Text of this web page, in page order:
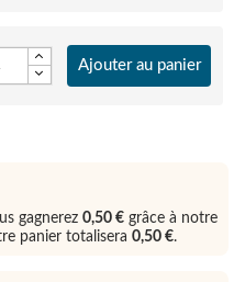
Ajouter au panier
gagnerez0,50 € grâce à notre
panier totalisera0,50 €.